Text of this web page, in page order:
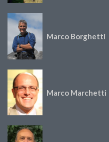
Marco Borghetti
Marco Marchetti